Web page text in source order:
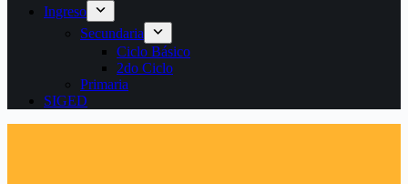
Ingreso
Secundaria
Ciclo Básico
2do Ciclo
Primaria
SIGED